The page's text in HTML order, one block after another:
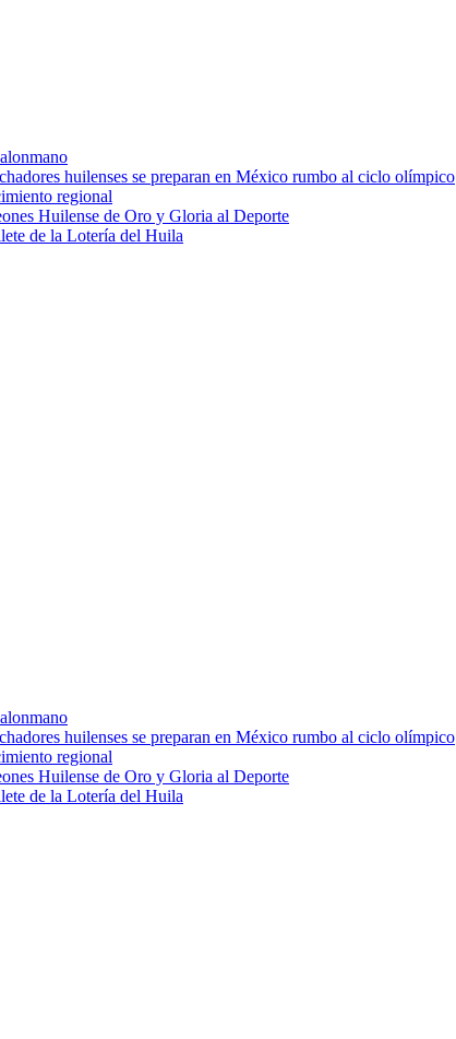
huilenses se preparan en México rumbo al ciclo olímpico
regional
Huilense de Oro y Gloria al Deporte
de la Lotería del Huila
huilenses se preparan en México rumbo al ciclo olímpico
regional
Huilense de Oro y Gloria al Deporte
de la Lotería del Huila